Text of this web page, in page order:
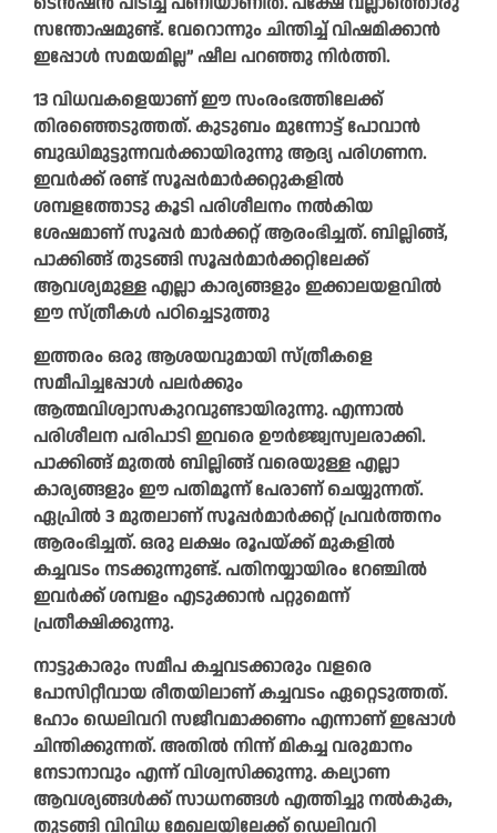
സന്തോഷമുണ്ട്. വേറൊന്നും ചിന്തിച്ച് വിഷമിക്കാന്‍
ഇപ്പോള്‍ സമയമില്ല” ഷീല പറഞ്ഞു നിർത്തി.
13 വിധവകളെയാണ് ഈ സംരംഭത്തിലേക്ക്
തിരഞ്ഞെടുത്തത്. കുടുബം മുന്നോട്ട് പോവാന്‍
ബുദ്ധിമുട്ടുന്നവര്‍ക്കായിരുന്നു ആദ്യ പരിഗണന.
ഇവര്‍ക്ക് രണ്ട് സൂപ്പര്‍മാര്‍ക്കറ്റുകളില്‍
ശമ്പളത്തോടു കൂടി പരിശീലനം നല്‍കിയ
ശേഷമാണ് സൂപ്പര്‍ മാര്‍ക്കറ്റ് ആരംഭിച്ചത്. ബില്ലിങ്ങ്,
പാക്കിങ്ങ് തുടങ്ങി സൂപ്പര്‍മാര്‍ക്കറ്റിലേക്ക്
ആവശ്യമുള്ള എല്ലാ കാര്യങ്ങളും ഇക്കാലയളവില്‍
ഈ സ്ത്രീകള്‍ പഠിച്ചെടുത്തു
ഇത്തരം ഒരു ആശയവുമായി സ്ത്രീകളെ
സമീപിച്ചപ്പോള്‍ പലര്‍ക്കും
ആത്മവിശ്വാസകുറവുണ്ടായിരുന്നു. എന്നാൽ
പരിശീലന പരിപാടി ഇവരെ ഊര്‍ജ്ജ്വസ്വലരാക്കി.
പാക്കിങ്ങ് മുതല്‍ ബില്ലിങ്ങ് വരെയുള്ള എല്ലാ
കാര്യങ്ങളും ഈ പതിമൂന്ന് പേരാണ് ചെയ്യുന്നത്.
ഏപ്രില്‍ 3 മുതലാണ് സൂപ്പർമാർക്കറ്റ് പ്രവര്‍ത്തനം
ആരംഭിച്ചത്. ഒരു ലക്ഷം രൂപയ്ക്ക് മുകളില്‍
കച്ചവടം നടക്കുന്നുണ്ട്. പതിനയ്യായിരം റേഞ്ചില്‍
ഇവര്‍ക്ക് ശമ്പളം എടുക്കാന്‍ പറ്റുമെന്ന്
പ്രതീക്ഷിക്കുന്നു.
നാട്ടുകാരും സമീപ കച്ചവടക്കാരും വളരെ
പോസിറ്റീവായ രീതയിലാണ് കച്ചവടം ഏറ്റെടുത്തത്.
ഹോം ഡെലിവറി സജീവമാക്കണം എന്നാണ് ഇപ്പോള്‍
ചിന്തിക്കുന്നത്. അതില്‍ നിന്ന് മികച്ച വരുമാനം
നേടാനാവും എന്ന് വിശ്വസിക്കുന്നു. കല്യാണ
ആവശ്യങ്ങള്‍ക്ക് സാധനങ്ങള്‍ എത്തിച്ചു നല്‍കുക,
തുടങ്ങി വിവിധ മേഖലയിലേക്ക് ഡെലിവറി